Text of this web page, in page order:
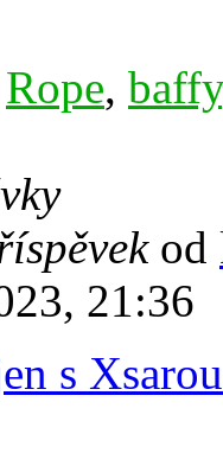
Rope, baffy
od
21:36
s Xsarou